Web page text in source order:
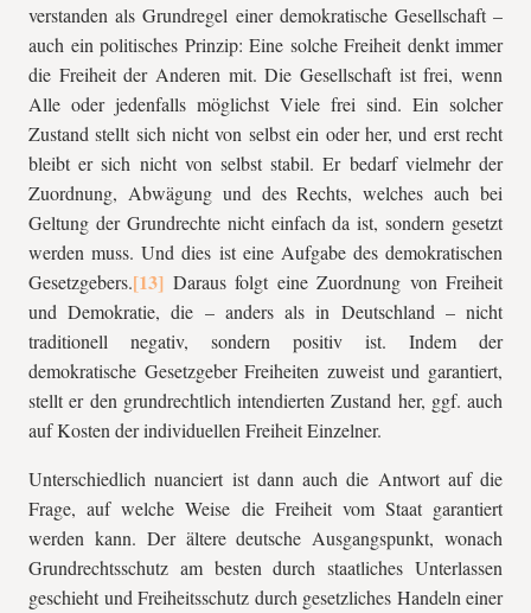
verstanden als Grundregel einer demokratische Gesellschaft –
auch ein politisches Prinzip: Eine solche Freiheit denkt immer
die Freiheit der Anderen mit. Die Gesellschaft ist frei, wenn
Alle oder jedenfalls möglichst Viele frei sind. Ein solcher
Zustand stellt sich nicht von selbst ein oder her, und erst recht
bleibt er sich nicht von selbst stabil. Er bedarf vielmehr der
Zuordnung, Abwägung und des Rechts, welches auch bei
Geltung der Grundrechte nicht einfach da ist, sondern gesetzt
werden muss. Und dies ist eine Aufgabe des demokratischen
Gesetzgebers.
Daraus folgt eine Zuordnung von Freiheit
und Demokratie, die – anders als in Deutschland – nicht
traditionell negativ, sondern positiv ist. Indem der
demokratische Gesetzgeber Freiheiten zuweist und garantiert,
stellt er den grundrechtlich intendierten Zustand her, ggf. auch
auf Kosten der individuellen Freiheit Einzelner.
Unterschiedlich nuanciert ist dann auch die Antwort auf die
Frage, auf welche Weise die Freiheit vom Staat garantiert
werden kann. Der ältere deutsche Ausgangspunkt, wonach
Grundrechtsschutz am besten durch staatliches Unterlassen
geschieht und Freiheitsschutz durch gesetzliches Handeln einer